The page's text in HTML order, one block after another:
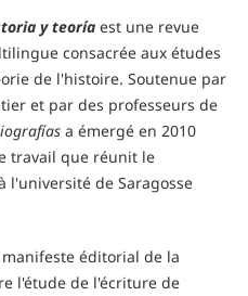
y teoríaest une revue
consacrée aux études
de l'histoire. Soutenue par
et par des professeurs de
a émergé en 2010
travail que réunit le
l'université de Saragosse
éditorial de la
l'étude de l'écriture de